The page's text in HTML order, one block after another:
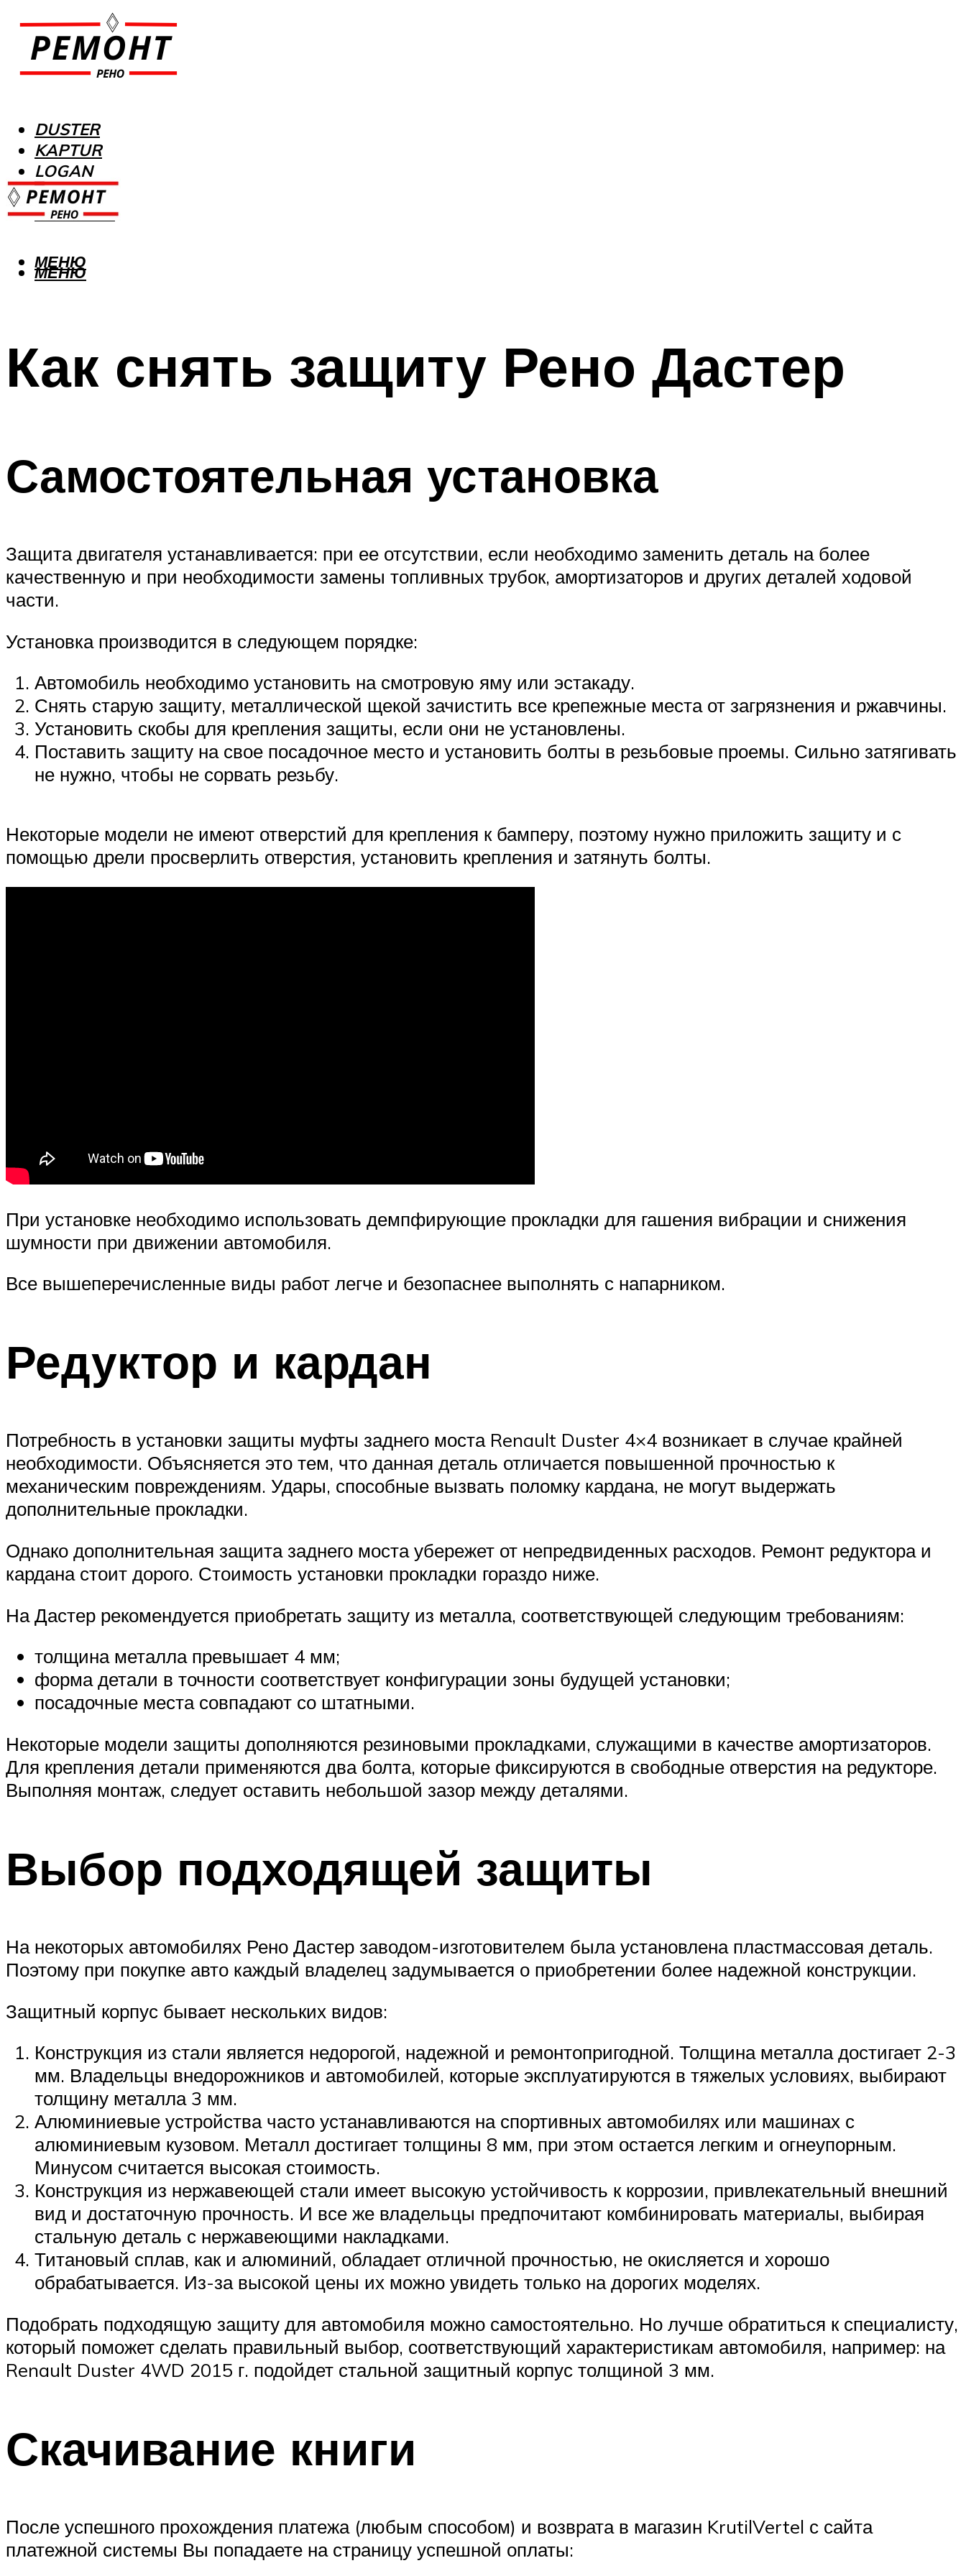
DUSTER
KAPTUR
LOGAN
MEGANE
SANDERO
МЕНЮ
МЕНЮ
Как снять защиту Рено Дастер
Самостоятельная установка
Защита двигателя устанавливается: при ее отсутствии, если необходимо заменить деталь на более
качественную и при необходимости замены топливных трубок, амортизаторов и других деталей ходовой
части.
Установка производится в следующем порядке:
Автомобиль необходимо установить на смотровую яму или эстакаду.
Снять старую защиту, металлической щекой зачистить все крепежные места от загрязнения и ржавчины.
Установить скобы для крепления защиты, если они не установлены.
Поставить защиту на свое посадочное место и установить болты в резьбовые проемы. Сильно затягивать
не нужно, чтобы не сорвать резьбу.
Некоторые модели не имеют отверстий для крепления к бамперу, поэтому нужно приложить защиту и с
помощью дрели просверлить отверстия, установить крепления и затянуть болты.
При установке необходимо использовать демпфирующие прокладки для гашения вибрации и снижения
шумности при движении автомобиля.
Все вышеперечисленные виды работ легче и безопаснее выполнять с напарником.
Редуктор и кардан
Потребность в установки защиты муфты заднего моста Renault Duster 4×4 возникает в случае крайней
необходимости. Объясняется это тем, что данная деталь отличается повышенной прочностью к
механическим повреждениям. Удары, способные вызвать поломку кардана, не могут выдержать
дополнительные прокладки.
Однако дополнительная защита заднего моста убережет от непредвиденных расходов. Ремонт редуктора и
кардана стоит дорого. Стоимость установки прокладки гораздо ниже.
На Дастер рекомендуется приобретать защиту из металла, соответствующей следующим требованиям:
толщина металла превышает 4 мм;
форма детали в точности соответствует конфигурации зоны будущей установки;
посадочные места совпадают со штатными.
Некоторые модели защиты дополняются резиновыми прокладками, служащими в качестве амортизаторов.
Для крепления детали применяются два болта, которые фиксируются в свободные отверстия на редукторе.
Выполняя монтаж, следует оставить небольшой зазор между деталями.
Выбор подходящей защиты
На некоторых автомобилях Рено Дастер заводом-изготовителем была установлена пластмассовая деталь.
Поэтому при покупке авто каждый владелец задумывается о приобретении более надежной конструкции.
Защитный корпус бывает нескольких видов:
Конструкция из стали является недорогой, надежной и ремонтопригодной. Толщина металла достигает 2-3
мм. Владельцы внедорожников и автомобилей, которые эксплуатируются в тяжелых условиях, выбирают
толщину металла 3 мм.
Алюминиевые устройства часто устанавливаются на спортивных автомобилях или машинах с
алюминиевым кузовом. Металл достигает толщины 8 мм, при этом остается легким и огнеупорным.
Минусом считается высокая стоимость.
Конструкция из нержавеющей стали имеет высокую устойчивость к коррозии, привлекательный внешний
вид и достаточную прочность. И все же владельцы предпочитают комбинировать материалы, выбирая
стальную деталь с нержавеющими накладками.
Титановый сплав, как и алюминий, обладает отличной прочностью, не окисляется и хорошо
обрабатывается. Из-за высокой цены их можно увидеть только на дорогих моделях.
Подобрать подходящую защиту для автомобиля можно самостоятельно. Но лучше обратиться к специалисту,
который поможет сделать правильный выбор, соответствующий характеристикам автомобиля, например: на
Renault Duster 4WD 2015 г. подойдет стальной защитный корпус толщиной 3 мм.
Скачивание книги
После успешного прохождения платежа (любым способом) и возврата в магазин KrutilVertel с сайта
платежной системы Вы попадаете на страницу успешной оплаты: